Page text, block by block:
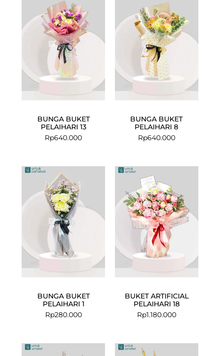
BUNGA BUKET
PELAIHARI 13
Rp640.000
BUNGA BUKET
PELAIHARI 8
Rp640.000
BUNGA BUKET
PELAIHARI 1
Rp280.000
BUKET ARTIFICIAL
PELAIHARI 18
Rp1.180.000